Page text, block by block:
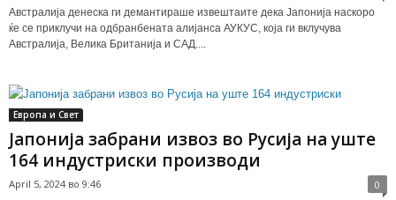
Австралија денеска ги демантираше извештаите дека Јапонија наскоро
ќе се приклучи на одбранбената алијанса АУКУС, која ги вклучува
Австралија, Велика Британија и САД....
Европа и Свет
Јапонија забрани извоз во Русија на уште
164 индустриски производи
April 5, 2024 во 9:46 0